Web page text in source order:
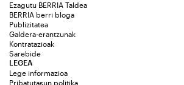
Ezagutu BERRIA Taldea
BERRIA berri bloga
Publizitatea
Galdera-erantzunak
Kontratazioak
Sarebide
LEGEA
Lege informazioa
Pribatutasun politika